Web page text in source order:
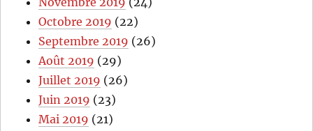
Octobre 2019 (22)
Septembre 2019 (26)
Août 2019 (29)
Juillet 2019 (26)
Juin 2019 (23)
Mai 2019 (21)